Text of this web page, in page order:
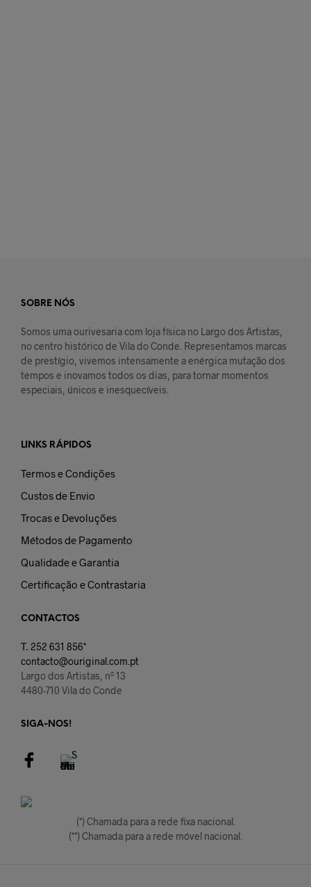
SOBRE NÓS
Somos uma ourivesaria com loja física no Largo dos Artistas,
no centro histórico de Vila do Conde. Representamos marcas
de prestígio, vivemos intensamente a enérgica mutação dos
tempos e inovamos todos os dias, para tornar momentos
especiais, únicos e inesquecíveis.
LINKS RÁPIDOS
Termos e Condições
Custos de Envio
Trocas e Devoluções
Métodos de Pagamento
Qualidade e Garantia
Certificação e Contrastaria
CONTACTOS
T. 252 631 856*
contacto@ouriginal.com.pt
Largo dos Artistas, nº 13
4480-710 Vila do Conde
SIGA-NOS!
(*) Chamada para a rede fixa nacional.
(**) Chamada para a rede móvel nacional.